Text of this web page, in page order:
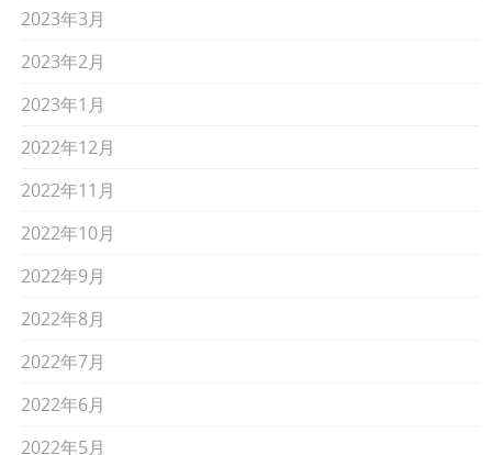
2023年3月
2023年2月
2023年1月
2022年12月
2022年11月
2022年10月
2022年9月
2022年8月
2022年7月
2022年6月
2022年5月